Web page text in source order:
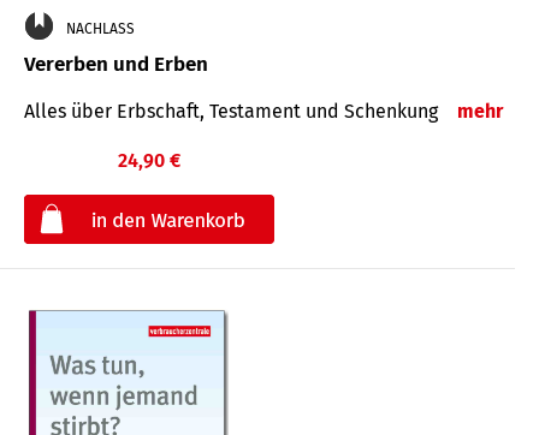
NACHLASS
Vererben und Erben
Alles über Erbschaft, Testament und Schenkung mehr
24,90 €